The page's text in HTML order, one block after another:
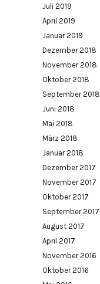
Juli 2019
April 2019
Januar 2019
Dezember 2018
November 2018
Oktober 2018
September 2018
Juni 2018
Mai 2018
März 2018
Januar 2018
Dezember 2017
November 2017
Oktober 2017
September 2017
August 2017
April 2017
November 2016
Oktober 2016